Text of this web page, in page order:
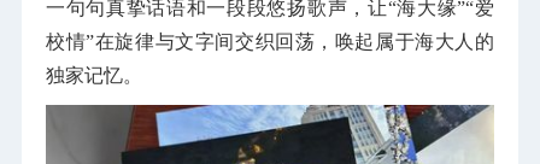
一句句真挚话语和一段段悠扬歌声，让“海大缘”“爱
校情”在旋律与文字间交织回荡，唤起属于海大人的
独家记忆。